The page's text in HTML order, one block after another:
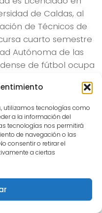
utilizamos tecnologías como
a la información del
tecnologías nos permitirá
de navegación o las
consentir o retirar el
a ciertas
de Caldas, al
de Técnicos de
cuarto semestre
Autónoma de las
de fútbol ocupa
técnico a la
infantil.
la Selección
a la liga como
la categoría
suficiente para